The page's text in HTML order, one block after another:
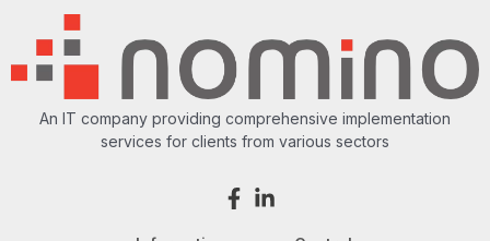
An IT company providing comprehensive implementation
services for clients from various sectors